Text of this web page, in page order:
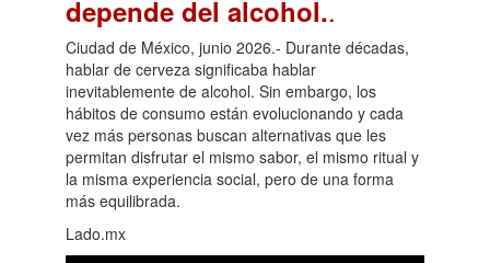
depende del alcohol..
Ciudad de México, junio 2026.- Durante décadas,
hablar de cerveza significaba hablar
inevitablemente de alcohol. Sin embargo, los
hábitos de consumo están evolucionando y cada
vez más personas buscan alternativas que les
permitan disfrutar el mismo sabor, el mismo ritual y
la misma experiencia social, pero de una forma
más equilibrada.
Lado.mx